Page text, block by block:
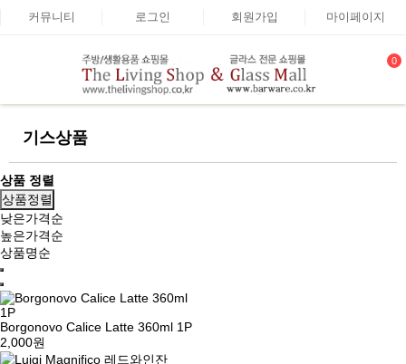
커뮤니티 로그인 회원가입 마이페이지
0
기스상품
상품 정렬
상품정렬
낮은가격순
높은가격순
상품명순
Borgonovo Calice Latte 360ml 1P
2,000원